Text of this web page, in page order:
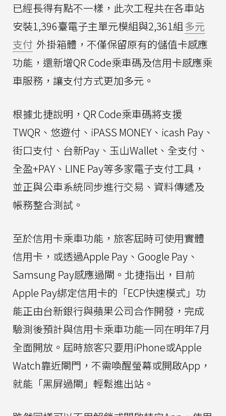
已經長得有點不一樣，此次工程共在各車站
安裝1,396臺電子主單元模組與2,361組多元
支付 外掛箱體，不僅保留原有的儲值卡感應
功能，還新增QR Code乘車碼及信用卡感應乘
車服務，讓支付方式更加多元。
根據北捷說明，QR Code乘車碼將支援
TWQR、悠遊付、iPASS MONEY、icash Pay、
街口支付、台新Pay、玉山Wallet、全支付、
全盈+PAY、LINE Pay等多家電子支付工具，
並正與公車系統同步進行交易、資料傳遞及
帳務整合測試。
至於信用卡乘車功能，旅客屆時可使用實體
信用卡，或透過Apple Pay、Google Pay、
Samsung Pay感應過閘。北捷指出，目前
Apple Pay綁定信用卡的「ECP快速模式」功
能正由台新銀行與蘋果公司合作開發，完成
驗測後預計與信用卡乘車功能一同在明年7月
全面開放。屆時旅客只要用iPhone或Apple
Watch靠近閘門，不需喚醒螢幕或開啟App，
就能「黑屏過閘」輕鬆進出站。